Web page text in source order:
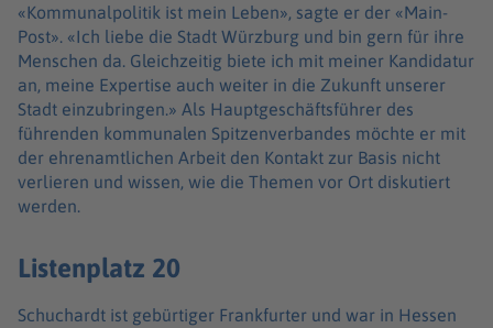
«Kommunalpolitik ist mein Leben», sagte er der «Main-
Post». «Ich liebe die Stadt Würzburg und bin gern für ihre
Menschen da. Gleichzeitig biete ich mit meiner Kandidatur
an, meine Expertise auch weiter in die Zukunft unserer
Stadt einzubringen.» Als Hauptgeschäftsführer des
führenden kommunalen Spitzenverbandes möchte er mit
der ehrenamtlichen Arbeit den Kontakt zur Basis nicht
verlieren und wissen, wie die Themen vor Ort diskutiert
werden.
Listenplatz 20
Schuchardt ist gebürtiger Frankfurter und war in Hessen